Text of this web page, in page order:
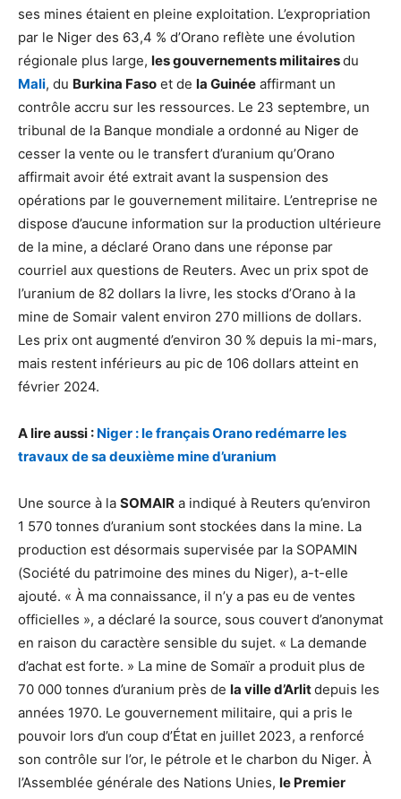
ses mines étaient en pleine exploitation. L’expropriation
par le Niger des 63,4 % d’Orano reflète une évolution
régionale plus large, les gouvernements militairesdu
Mali, du Burkina Faso et de la Guinée affirmant un
contrôle accru sur les ressources. Le 23 septembre, un
tribunal de la Banque mondiale a ordonné au Niger de
cesser la vente ou le transfert d’uranium qu’Orano
affirmait avoir été extrait avant la suspension des
opérations par le gouvernement militaire. L’entreprise ne
dispose d’aucune information sur la production ultérieure
de la mine, a déclaré Orano dans une réponse par
courriel aux questions de Reuters. Avec un prix spot de
l’uranium de 82 dollars la livre, les stocks d’Orano à la
mine de Somair valent environ 270 millions de dollars.
Les prix ont augmenté d’environ 30 % depuis la mi-mars,
mais restent inférieurs au pic de 106 dollars atteint en
février 2024.
A lire aussi : Niger : le français Orano redémarre les
travaux de sa deuxième mine d’uranium
Une source à la SOMAIR a indiqué à Reuters qu’environ
1 570 tonnes d’uranium sont stockées dans la mine. La
production est désormais supervisée par la SOPAMIN
(Société du patrimoine des mines du Niger), a-t-elle
ajouté. « À ma connaissance, il n’y a pas eu de ventes
officielles », a déclaré la source, sous couvert d’anonymat
en raison du caractère sensible du sujet. « La demande
d’achat est forte. » La mine de Somaïr a produit plus de
70 000 tonnes d’uranium près de la ville d’Arlitdepuis les
années 1970. Le gouvernement militaire, qui a pris le
pouvoir lors d’un coup d’État en juillet 2023, a renforcé
son contrôle sur l’or, le pétrole et le charbon du Niger. À
l’Assemblée générale des Nations Unies, le Premier